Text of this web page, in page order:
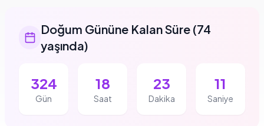
Doğum Gününe Kalan Süre (74
yaşında)
324
Gün
18
Saat
23
Dakika
10
Saniye